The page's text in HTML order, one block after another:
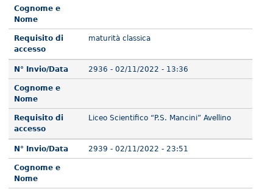
Cognome e
Nome
Requisito di
accesso
maturità classica
N° Invio/Data 2936 - 02/11/2022 - 13:36
Cognome e
Nome
Requisito di
accesso
Liceo Scientifico “P.S. Mancini” Avellino
N° Invio/Data 2939 - 02/11/2022 - 23:51
Cognome e
Nome